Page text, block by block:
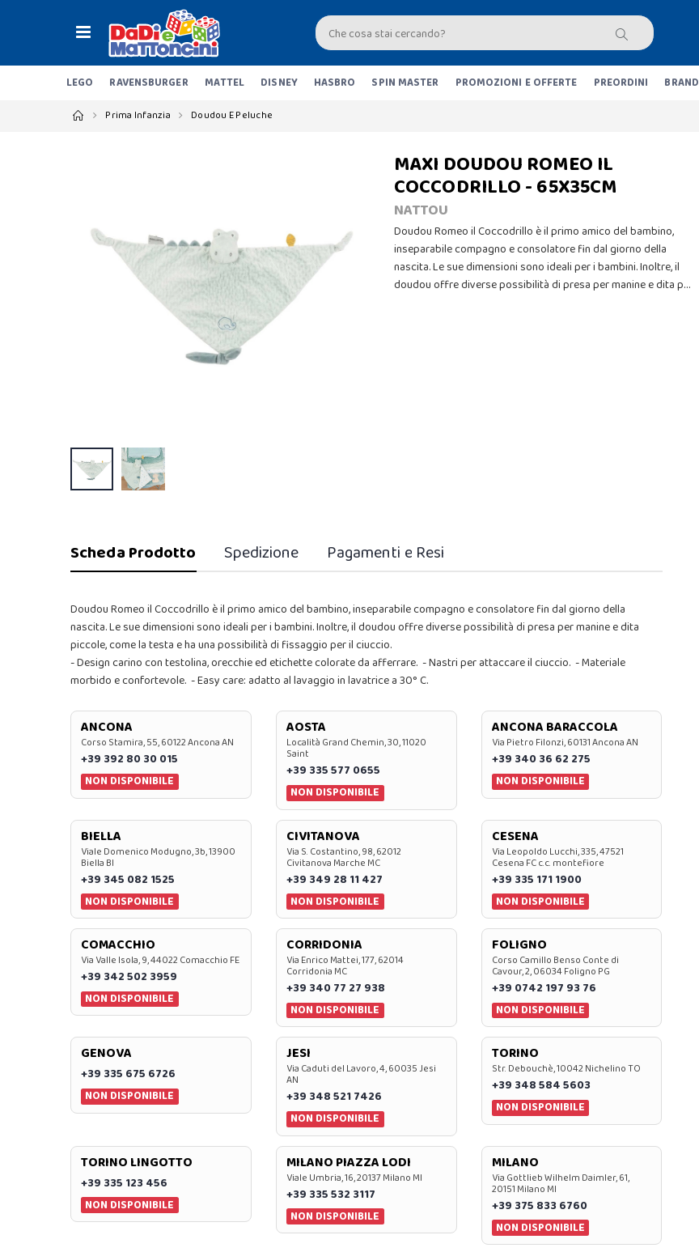
LEGO RAVENSBURGER MATTEL DISNEY HASBRO SPIN MASTER PROMOZIONI E OFFERTE PREORDINI BRAND
Prima Infanzia Doudou E Peluche
MAXI DOUDOU ROMEO IL
COCCODRILLO - 65X35CM
NATTOU
Doudou Romeo il Coccodrillo è il primo amico del bambino,
inseparabile compagno e consolatore fin dal giorno della
nascita. Le sue dimensioni sono ideali per i bambini. Inoltre, il
doudou offre diverse possibilità di presa per manine e dita p…
Scheda Prodotto Spedizione Pagamenti e Resi
Doudou Romeo il Coccodrillo è il primo amico del bambino, inseparabile compagno e consolatore fin dal giorno della
nascita. Le sue dimensioni sono ideali per i bambini. Inoltre, il doudou offre diverse possibilità di presa per manine e dita
piccole, come la testa e ha una possibilità di fissaggio per il ciuccio.
- Design carino con testolina, orecchie ed etichette colorate da afferrare. - Nastri per attaccare il ciuccio. - Materiale
morbido e confortevole. - Easy care: adatto al lavaggio in lavatrice a 30° C.
ANCONA
Corso Stamira, 55, 60122 Ancona AN
+39 392 80 30 015
NON DISPONIBILE
AOSTA
Località Grand Chemin, 30, 11020
Saint
+39 335 577 0655
NON DISPONIBILE
ANCONA BARACCOLA
Via Pietro Filonzi, 60131 Ancona AN
+39 340 36 62 275
NON DISPONIBILE
BIELLA
Viale Domenico Modugno, 3b, 13900
Biella BI
+39 345 082 1525
NON DISPONIBILE
CIVITANOVA
Via S. Costantino, 98, 62012
Civitanova Marche MC
+39 349 28 11 427
NON DISPONIBILE
CESENA
Via Leopoldo Lucchi, 335, 47521
Cesena FC c.c. montefiore
+39 335 171 1900
NON DISPONIBILE
COMACCHIO
Via Valle Isola, 9, 44022 Comacchio FE
+39 342 502 3959
NON DISPONIBILE
CORRIDONIA
Via Enrico Mattei, 177, 62014
Corridonia MC
+39 340 77 27 938
NON DISPONIBILE
FOLIGNO
Corso Camillo Benso Conte di
Cavour, 2, 06034 Foligno PG
+39 0742 197 93 76
NON DISPONIBILE
GENOVA
+39 335 675 6726
NON DISPONIBILE
JESI
Via Caduti del Lavoro, 4, 60035 Jesi
AN
+39 348 521 7426
NON DISPONIBILE
TORINO
Str. Debouchè, 10042 Nichelino TO
+39 348 584 5603
NON DISPONIBILE
TORINO LINGOTTO
+39 335 123 456
NON DISPONIBILE
MILANO PIAZZA LODI
Viale Umbria, 16, 20137 Milano MI
+39 335 532 3117
NON DISPONIBILE
MILANO
Via Gottlieb Wilhelm Daimler, 61,
20151 Milano MI
+39 375 833 6760
NON DISPONIBILE